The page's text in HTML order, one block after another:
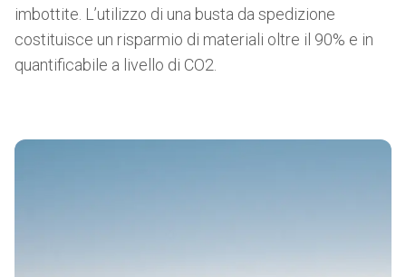
imbottite. L’utilizzo di una busta da spedizione
costituisce un risparmio di materiali oltre il 90% e in
quantificabile a livello di CO2.